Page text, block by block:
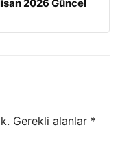
2026 Güncel
Gerekli alanlar *